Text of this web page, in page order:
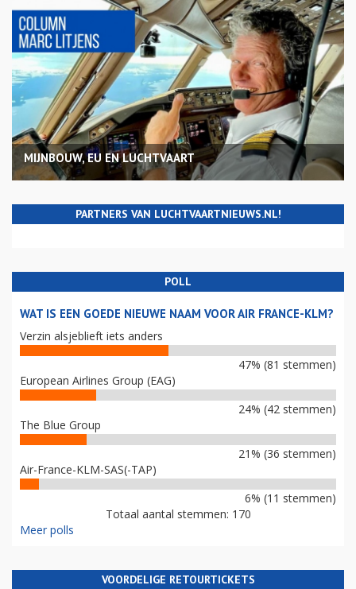
MIJNBOUW, EU EN LUCHTVAART
PARTNERS VAN LUCHTVAARTNIEUWS.NL!
POLL
WAT IS EEN GOEDE NIEUWE NAAM VOOR AIR FRANCE-KLM?
Verzin alsjeblieft iets anders
47% (81 stemmen)
European Airlines Group (EAG)
24% (42 stemmen)
The Blue Group
21% (36 stemmen)
Air-France-KLM-SAS(-TAP)
6% (11 stemmen)
Totaal aantal stemmen: 170
Meer polls
VOORDELIGE RETOURTICKETS